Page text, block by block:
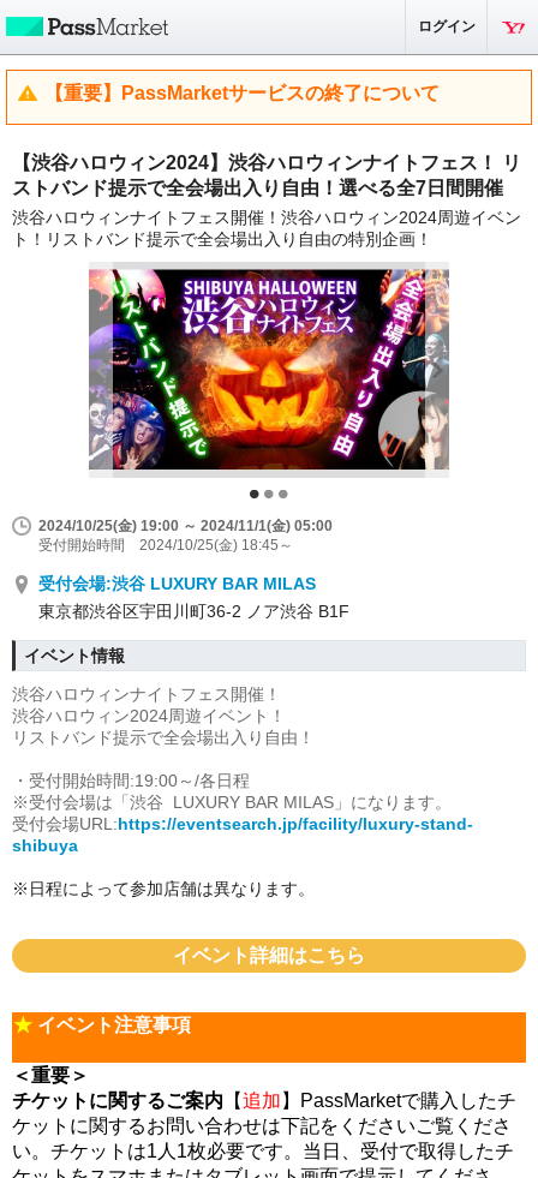
ログイン
【重要】PassMarketサービスの終了について
【渋谷ハロウィン2024】渋谷ハロウィンナイトフェス！ リ
ストバンド提示で全会場出入り自由！選べる全7日間開催
渋谷ハロウィンナイトフェス開催！渋谷ハロウィン2024周遊イベン
ト！リストバンド提示で全会場出入り自由の特別企画！
2024/10/25(金) 19:00 ～ 2024/11/1(金) 05:00
受付開始時間 2024/10/25(金) 18:45～
受付会場:渋谷 LUXURY BAR MILAS
東京都渋谷区宇田川町36-2 ノア渋谷 B1F
イベント情報
渋谷ハロウィンナイトフェス開催！
渋谷ハロウィン2024周遊イベント！
リストバンド提示で全会場出入り自由！
・受付開始時間:19:00～/各日程
※受付会場は「渋谷 LUXURY BAR MILAS 」になります。
受付会場URL:https://eventsearch.jp/facility/luxury-stand-
shibuya
※日程によって参加店舗は異なります。
イベント詳細はこちら
★ イベント注意事項
＜重要＞
チケットに関するご案内 【追加 】PassMarketで購入したチ
ケットに関するお問い合わせは下記をくださいご覧くださ
い。チケットは1人1枚必要です。当日、受付で取得したチ